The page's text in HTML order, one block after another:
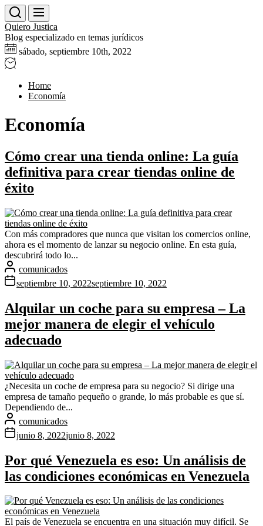
Skip
to
the
content
Quiero Justica
Blog especializado en temas jurídicos
sábado, septiembre 10th, 2022
Home
Economía
Economía
Cómo crear una tienda online: La guía
definitiva para crear tiendas online de
éxito
Con más compradores que nunca que visitan los comercios online,
ahora es el momento de lanzar su negocio online. En esta guía,
descubrirá todo lo...
comunicados
septiembre 10, 2022septiembre 10, 2022
Alquilar un coche para su empresa – La
mejor manera de elegir el vehículo
adecuado
¿Necesita un coche de empresa para su negocio? Si dirige una
empresa de tamaño pequeño o grande, lo más probable es que sí.
Dependiendo de...
comunicados
junio 8, 2022junio 8, 2022
Por qué Venezuela es eso: Un análisis de
las condiciones económicas en Venezuela
El país de Venezuela se encuentra en una situación muy difícil. Se